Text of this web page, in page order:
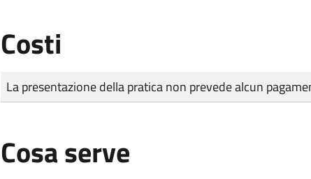
Costi
Tipo di pagamento
Importo
La presentazione della pratica non prevede alcun
Cosa serve